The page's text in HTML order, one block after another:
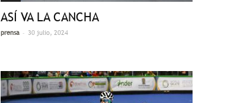
ASÍ VA LA CANCHA
prensa - 30 julio, 2024